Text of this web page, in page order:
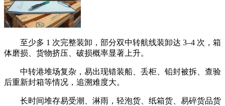
至少多 1 次完整装卸，部分双中转航线装卸达 3–4 次，箱
体磨损、货物挤压、破损概率显著上升。
中转港堆场复杂，易出现错装船、丢柜、铅封被拆、查验
后重新封箱等情况，追溯难度大。
长时间堆存易受潮、淋雨，轻泡货、纸箱货、易碎货品货